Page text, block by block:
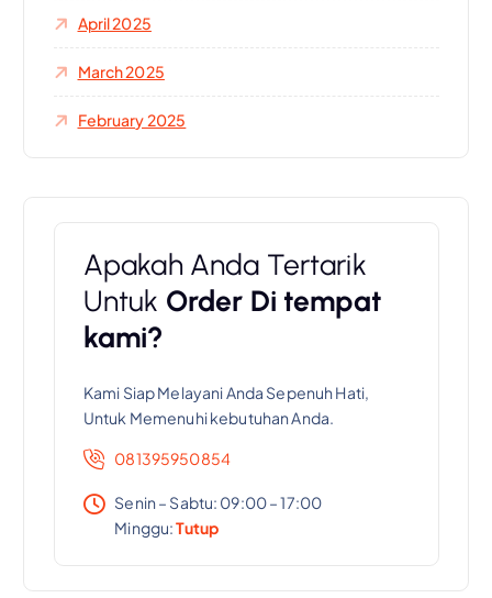
April 2025
March 2025
February 2025
Apakah Anda Tertarik
Untuk Order Di tempat
kami?
Kami Siap Melayani Anda Sepenuh Hati,
Untuk Memenuhi kebutuhan Anda.
081395950854
Senin – Sabtu: 09:00 – 17:00
Minggu:Tutup